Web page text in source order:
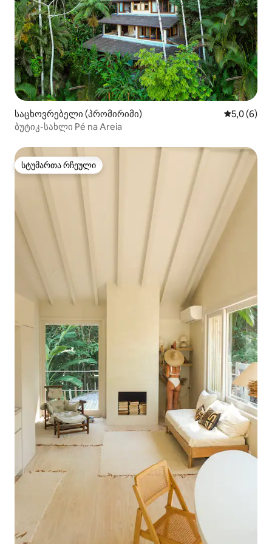
საცხოვრებელი (პრომირიმი) საშუალო
5,0 (6)
ბუტიკ-სახლი Pé na Areia
სტუმართა რჩეული
სტუმართა რჩეული